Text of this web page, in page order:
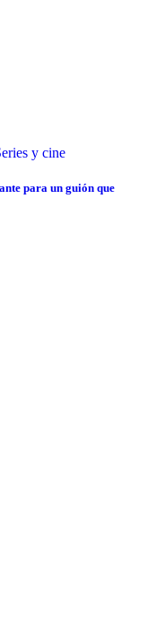
y cine
para un guión que